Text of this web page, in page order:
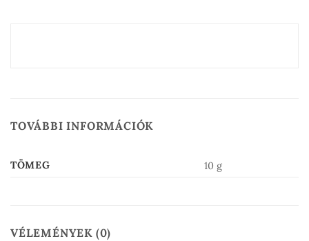
TOVÁBBI INFORMÁCIÓK
TÖMEG 10 g
VÉLEMÉNYEK (0)